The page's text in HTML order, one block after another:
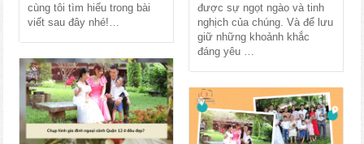
cùng tôi tìm hiểu trong bài
viết sau đây nhé!…
được sự ngọt ngào và tinh
nghịch của chúng. Và để lưu
giữ những khoảnh khắc
đáng yêu …